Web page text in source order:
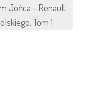
Jońca - Renault
Tom 1